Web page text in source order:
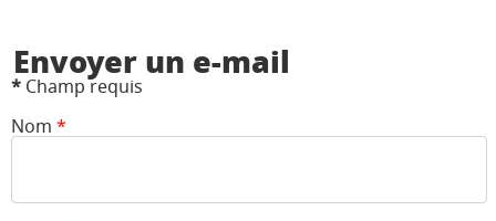
Envoyer un e-mail
* Champ requis
Nom *